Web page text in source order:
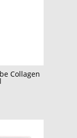
Collagen